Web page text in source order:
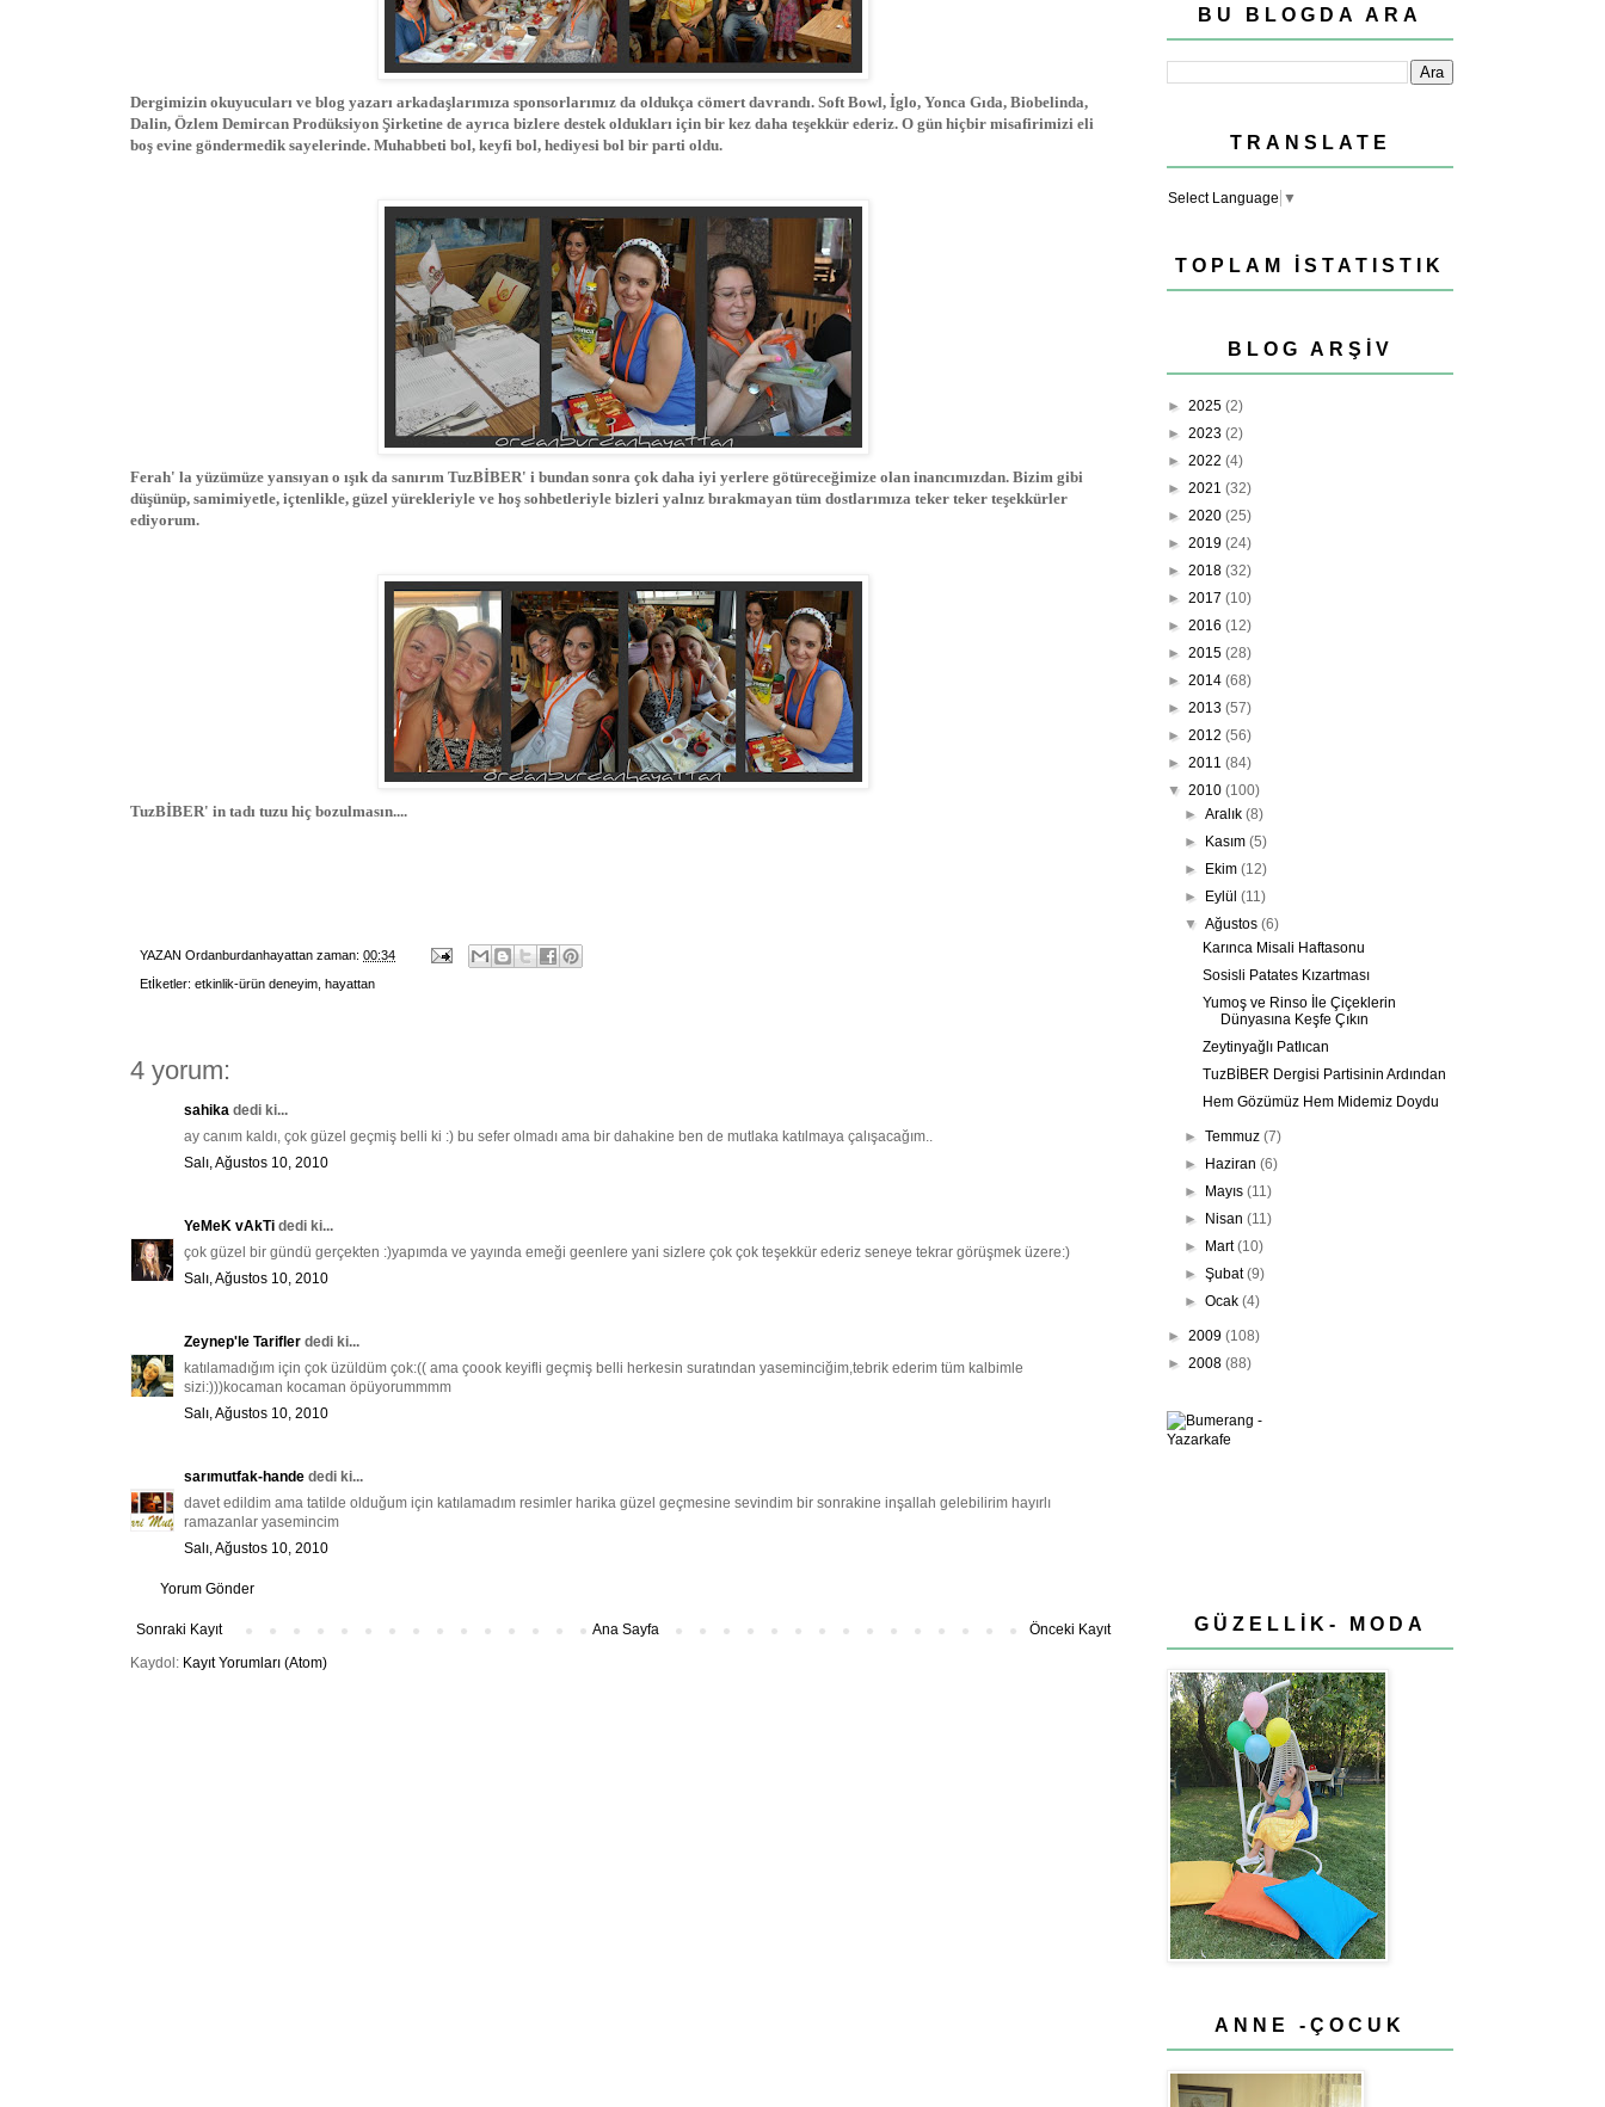
Dergimizin okuyucuları ve blog yazarı arkadaşlarımıza sponsorlarımız da oldukça cömert davrandı. Soft Bowl, İglo, Yonca Gıda, Biobelinda,
Dalin, Özlem Demircan Prodüksiyon Şirketine de ayrıca bizlere destek oldukları için bir kez daha teşekkür ederiz. O gün hiçbir misafirimizi eli
boş evine göndermedik sayelerinde. Muhabbeti bol, keyfi bol, hediyesi bol bir parti oldu.
Ferah' la yüzümüze yansıyan o ışık da sanırım TuzBİBER' i bundan sonra çok daha iyi yerlere götüreceğimize olan inancımızdan. Bizim gibi
düşünüp, samimiyetle, içtenlikle, güzel yürekleriyle ve hoş sohbetleriyle bizleri yalnız bırakmayan tüm dostlarımıza teker teker teşekkürler
ediyorum.
TuzBİBER' in tadı tuzu hiç bozulmasın....
YAZAN Ordanburdanhayattan zaman: 00:34
Etİketler: etkinlik-ürün deneyim hayattan
4 yorum:
sahika dedi ki...
ay canım kaldı, çok güzel geçmiş belli ki :) bu sefer olmadı ama bir dahakine ben de mutlaka katılmaya çalışacağım..
Salı, Ağustos 10, 2010
YeMeK vAkTi dedi ki...
çok güzel bir gündü gerçekten :)yapımda ve yayında emeği geenlere yani sizlere çok çok teşekkür ederiz seneye tekrar görüşmek üzere:)
Salı, Ağustos 10, 2010
Zeynep'le Tarifler dedi ki...
katılamadığım için çok üzüldüm çok:(( ama çoook keyifli geçmiş belli herkesin suratından yaseminciğim,tebrik ederim tüm kalbimle
sizi:)))kocaman kocaman öpüyorummmm
Salı, Ağustos 10, 2010
sarımutfak-hande dedi ki...
davet edildim ama tatilde olduğum için katılamadım resimler harika güzel geçmesine sevindim bir sonrakine inşallah gelebilirim hayırlı
ramazanlar yasemincim
Salı, Ağustos 10, 2010
Yorum Gönder
Sonraki Kayıt Önceki Kayıt
Ana Sayfa
Kaydol: Kayıt Yorumları (Atom)
BU BLOGDA ARA
TRANSLATE
Select Language ▼
TOPLAM İSTATISTIK
BLOG ARŞIV
► 2025 (2)
► 2023 (2)
► 2022 (4)
► 2021 (32)
► 2020 (25)
► 2019 (24)
► 2018 (32)
► 2017 (10)
► 2016 (12)
► 2015 (28)
► 2014 (68)
► 2013 (57)
► 2012 (56)
► 2011 (84)
▼ 2010 (100)
►Aralık(8)
► Kasım(5)
► Ekim(12)
► Eylül(11)
▼Ağustos(6)
Karınca Misali Haftasonu
Sosisli Patates Kızartması
Yumoş ve Rinso İle Çiçeklerin
Dünyasına Keşfe Çıkın
Zeytinyağlı Patlıcan
TuzBİBER Dergisi Partisinin Ardından
Hem Gözümüz Hem Midemiz Doydu
►Temmuz(7)
► Haziran(6)
► Mayıs(11)
► Nisan(11)
► Mart(10)
►Şubat(9)
►Ocak(4)
► 2009 (108)
► 2008 (88)
GÜZELLİK- MODA
ANNE -ÇOCUK